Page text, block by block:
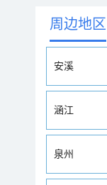
周边地区
安溪
涵江
泉州